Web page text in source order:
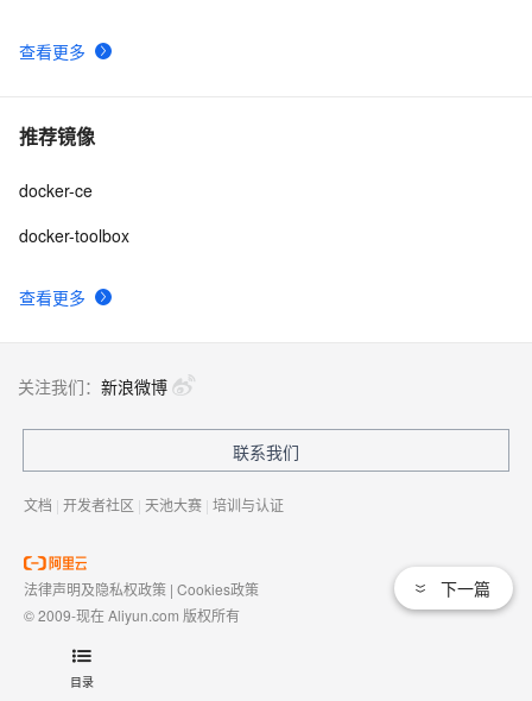
目录
查看更多
推荐镜像
查看更多
docker-ce
docker-toolbox
下一篇
关注我们： 新浪微博
联系我们
文档 | 开发者社区 | 天池大赛 | 培训与认证
法律声明及隐私权政策 | Cookies政策
© 2009-现在 Aliyun.com 版权所有
域名注册服务机构许可：